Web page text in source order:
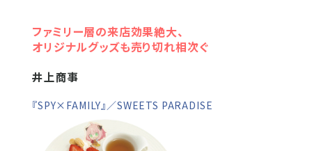
ファミリー層の来店効果絶大、
オリジナルグッズも売り切れ相次ぐ
井上商事
『SPY×FAMILY』／SWEETS PARADISE